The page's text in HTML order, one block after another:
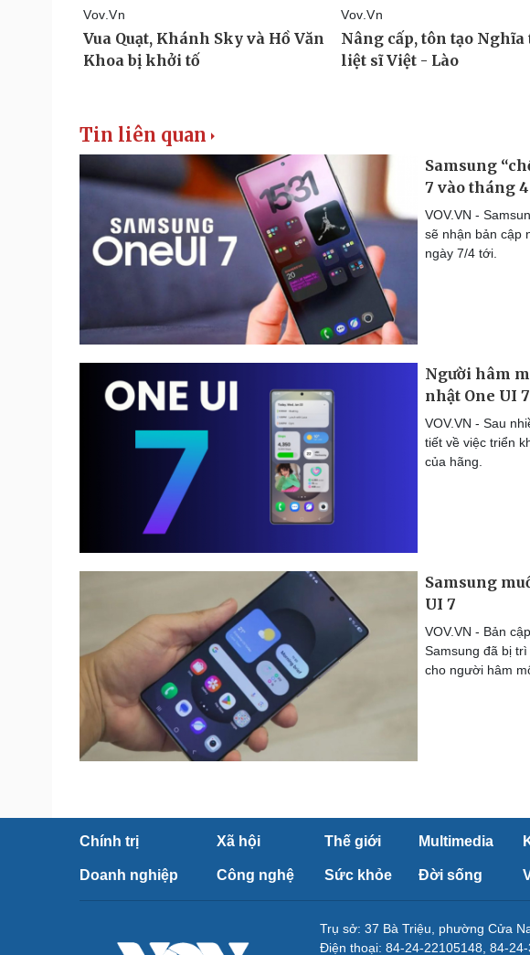
Tin liên quan
Samsung
7 vào tháng 4
VOV.VN -
sẽ nhận bản cập
ngày 7/4 tới.
Người hâm
nhật One UI 7
VOV.VN - Sau
tiết về việc triển
của hãng.
Samsung
UI 7
VOV.VN - Bản
Samsung đã bị
cho người hâm
Chính trị Xã hội Thế giới Multimedia
Doanh nghiệp Công nghệ Sức khỏe Đời sống
Trụ sở: 37 Bà Triệu, phường Cửa
Điện thoại: 84-24-22105148, 84-24-